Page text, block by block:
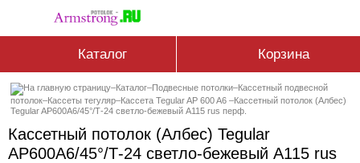
Каталог Корзина
–Каталог–Подвесные потолки–Кассетный подвесной
потолок–Кассеты тегуляр–Кассета Tegular AP 600 A6 –Кассетный потолок (Албес)
Tegular AP600A6/45°/Т-24 светло-бежевый А115 rus перф.
Кассетный потолок (Албес) Tegular
AP600A6/45°/Т-24 светло-бежевый А115 rus